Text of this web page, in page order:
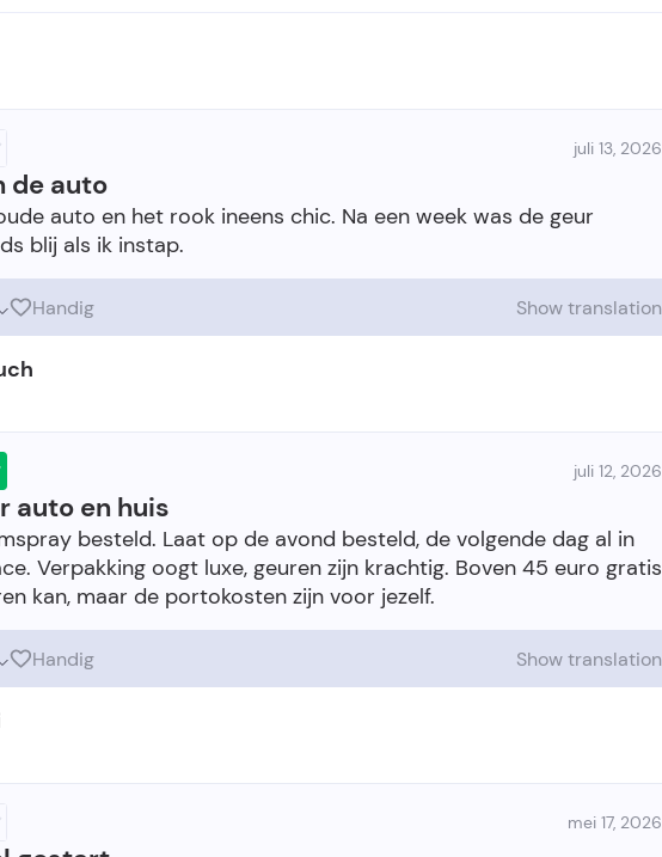
juli 13, 2026
de auto
auto en het rook ineens chic. Na een week was de geur
Handig Show translation
juli 12, 2026
auto en huis
besteld. Laat op de avond besteld, de volgende dag al in
Verpakking oogt luxe, geuren zijn krachtig. Boven 45 euro gratis
Handig Show translation
mei 17, 2026